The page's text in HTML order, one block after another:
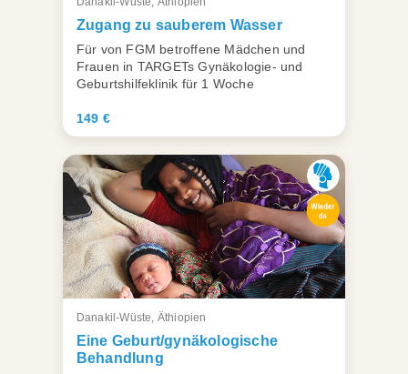
Zugang zu sauberem Wasser
Für von FGM betroffene Mädchen und
Frauen in TARGETs Gynäkologie- und
Geburtshilfeklinik für 1 Woche
149 €
Danakil-Wüste, Äthiopien
Eine Geburt/gynäkologische
Behandlung